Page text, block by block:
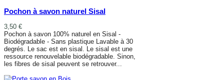
Pochon à savon naturel Sisal
3,50 €
Pochon à savon 100% naturel en Sisal -
Biodégradable - Sans plastique Lavable à 30
degrés. Le sac est en sisal. Le sisal est une
ressource renouvelable biodégradable. Sinon,
les fibres de sisal peuvent se retrouver...